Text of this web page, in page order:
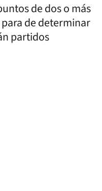
de dos o más
de determinar
partidos